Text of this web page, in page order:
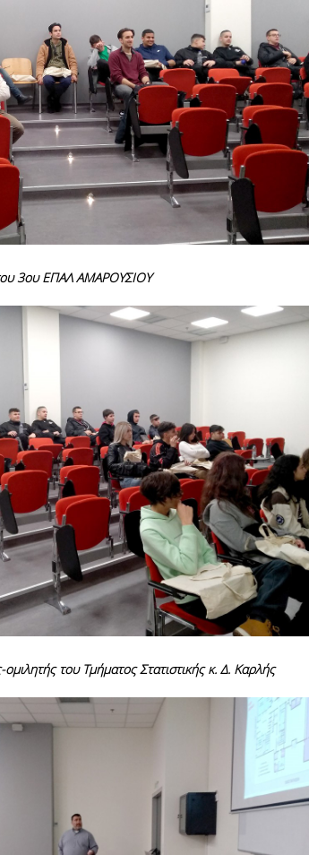
3ουΕΠΑΛ ΑΜΑΡΟΥΣΙΟΥ
του Τμήματος Στατιστικής κ. Δ. Καρλής